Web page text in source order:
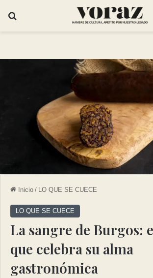
Inicio / LO QUE SE CUECE
LO QUE SE CUECE
La sangre de Burgos:
que celebra su alma
gastronómica